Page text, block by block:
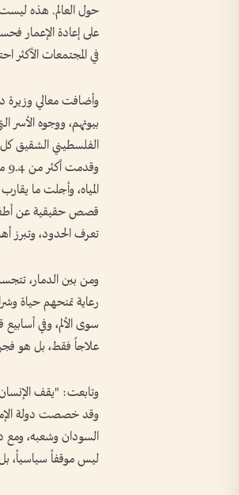
حول العالم. هذه ليست
على إعادة الإعمار
في المجتمعات
وأضافت معالي
بيوتهم، ووجوه
قصص حقيقية عن
تعرف الحدود، وتبرز
ومن بين الدمار،
رعاية تمنحهم حياة
سوى الألم، وفي
علاجاً فقط، بل هو فجر
وتابعت: "يقف
السودان وشعبه، ومع
ليس موقفاً سياسياً،